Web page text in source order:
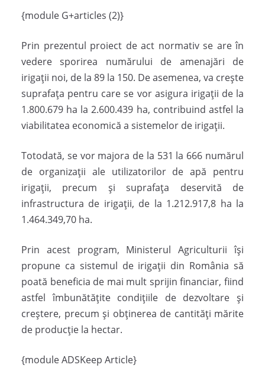
{module G+articles (2)}
Prin prezentul proiect de act normativ se are în
vedere sporirea numărului de amenajări de
irigaţii noi, de la 89 la 150. De asemenea, va creşte
suprafaţa pentru care se vor asigura irigaţii de la
1.800.679 ha la 2.600.439 ha, contribuind astfel la
viabilitatea economică a sistemelor de irigaţii.
Totodată, se vor majora de la 531 la 666 numărul
de organizaţii ale utilizatorilor de apă pentru
irigaţii, precum şi suprafaţa deservită de
infrastructura de irigaţii, de la 1.212.917,8 ha la
1.464.349,70 ha.
Prin acest program, Ministerul Agriculturii îşi
propune ca sistemul de irigaţii din România să
poată beneficia de mai mult sprijin financiar, fiind
astfel îmbunătăţite condiţiile de dezvoltare şi
creştere, precum şi obţinerea de cantităţi mărite
de producţie la hectar.
{module ADSKeep Article}